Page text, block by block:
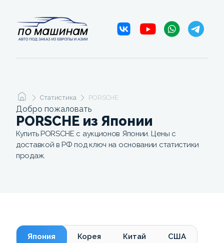
Статистика PORSCHE
Добро пожаловать
PORSCHE из Японии
Купить PORSCHE с аукционов Японии. Цены с
доставкой в РФ под ключ на основании статистики
продаж.
Япония Корея Китай США